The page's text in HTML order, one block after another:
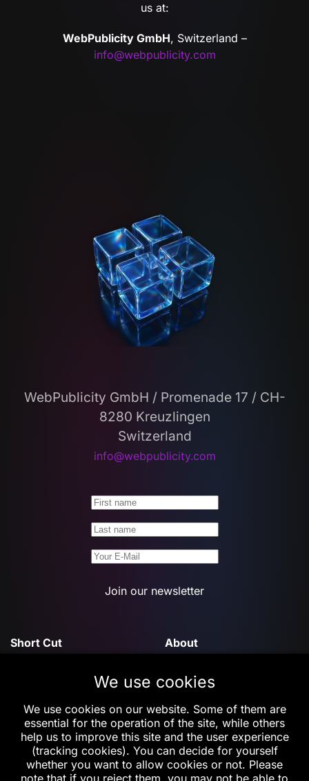
us at:
WebPublicity GmbH, Switzerland –
info@webpublicity.com
WebPublicity GmbH / Promenade 17 / CH-
8280 Kreuzlingen
Switzerland
info@webpublicity.com
Join our newsletter
Short Cut About
Contact Us
Privacy & Cookie
Policy
Support Follow Us
We use cookies
We use cookies on our website. Some of them are
essential for the operation of the site, while others
help us to improve this site and the user experience
(tracking cookies). You can decide for yourself
whether you want to allow cookies or not. Please
note that if you reject them, you may not be able to